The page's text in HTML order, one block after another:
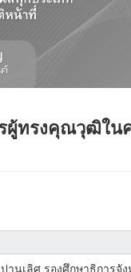
ผู้ทรงคุณวุฒิใน
นเลิศ รองศึกษาธิการ